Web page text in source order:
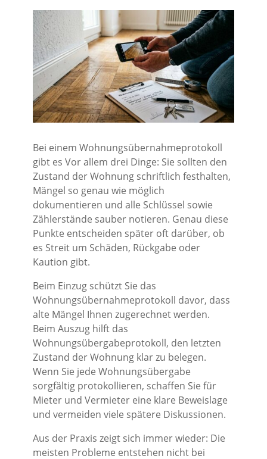
Bei einem Wohnungsübernahmeprotokoll
gibt es Vor allem drei Dinge: Sie sollten den
Zustand der Wohnung schriftlich festhalten,
Mängel so genau wie möglich
dokumentieren und alle Schlüssel sowie
Zählerstände sauber notieren. Genau diese
Punkte entscheiden später oft darüber, ob
es Streit um Schäden, Rückgabe oder
Kaution gibt.
Beim Einzug schützt Sie das
Wohnungsübernahmeprotokoll davor, dass
alte Mängel Ihnen zugerechnet werden.
Beim Auszug hilft das
Wohnungsübergabeprotokoll, den letzten
Zustand der Wohnung klar zu belegen.
Wenn Sie jede Wohnungsübergabe
sorgfältig protokollieren, schaffen Sie für
Mieter und Vermieter eine klare Beweislage
und vermeiden viele spätere Diskussionen.
Aus der Praxis zeigt sich immer wieder: Die
meisten Probleme entstehen nicht bei